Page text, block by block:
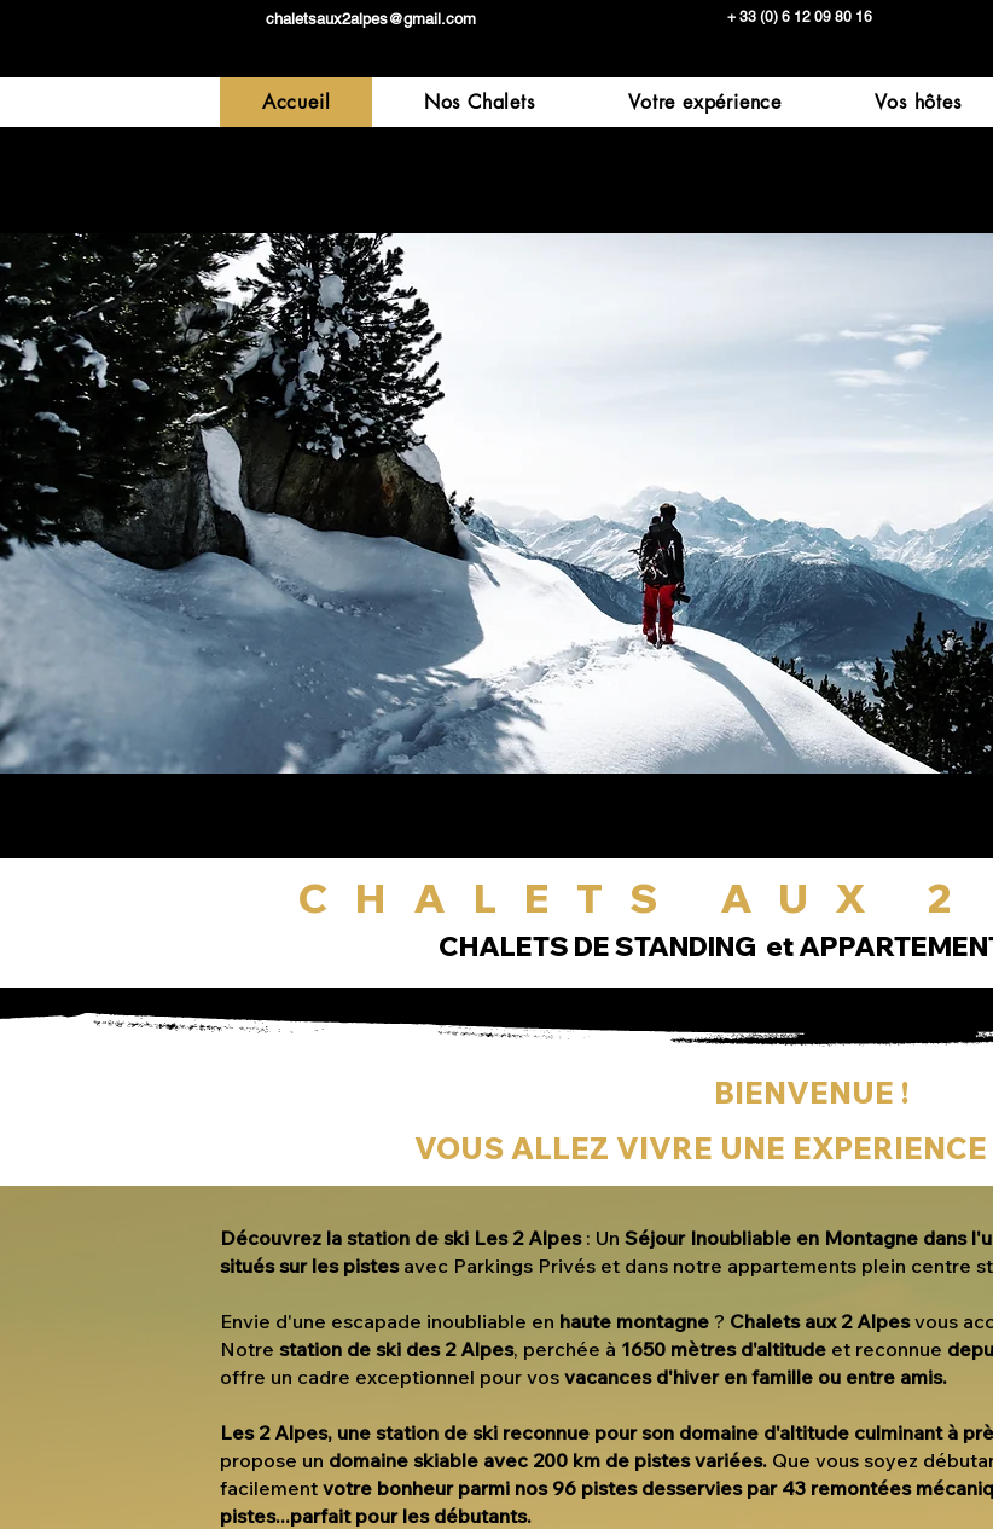
chaletsaux2alpes@gmail.com + 33 (0) 6 12 09 80 16
Accueil Nos Chalets Votre expérience Vos hôtes
CHALETS AUX 2
CHALETS DE STANDING et
BIENVENUE !
VOUS ALLEZ VIVRE UNE
Découvrez la station de ski Les 2 Alpes: Un Séjour Inoubliable en Montagne dans
situés sur les pistesavec Parkings Privés et dans notre appartements plein centre
Envie d'une escapade inoubliable en haute montagne ? Chalets aux 2 Alpesvous
Notre station de ski des 2 Alpes, perchée à 1650 mètres d'altitude et reconnue
offre un cadre exceptionnel pour vos vacances d'hiver en famille ou entre amis.
Les 2 Alpes, une station de ski reconnue pour son domaine d'altitude culminant à
propose un domaine skiable avec 200 km de pistes variées. Que vous soyez
facilement votre bonheur parmi nos 96 pistes desservies par 43 remontées
pistes...parfait pour les débutants.